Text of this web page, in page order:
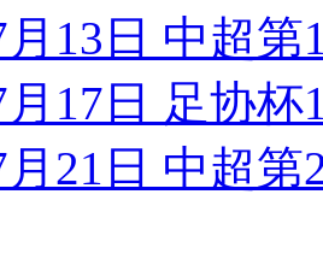
月13日 中超
月17日 足协
月21日 中超